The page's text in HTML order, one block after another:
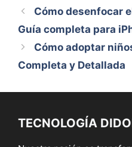
Cómo desenfocar
Guía completa para
Cómo adoptar
Completa y Detallada
TECNOLOGÍA